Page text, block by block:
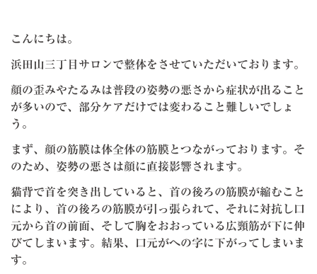
こんにちは。
浜田山三丁目サロンで整体をさせていただいております。
顔の歪みやたるみは普段の姿勢の悪さから症状が出ること
が多いので、部分ケアだけでは変わること難しいでしょ
う。
まず、顔の筋膜は体全体の筋膜とつながっております。そ
のため、姿勢の悪さは顔に直接影響されます。
猫背で首を突き出していると、首の後ろの筋膜が縮むこと
により、首の後ろの筋膜が引っ張られて、それに対抗し口
元から首の前面、そして胸をおおっている広頸筋が下に伸
びてしまいます。結果、口元がへの字に下がってしまいま
す。